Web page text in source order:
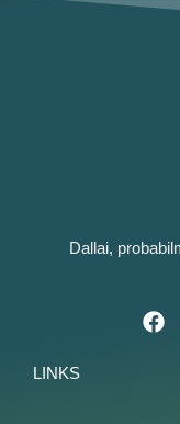
Dallai,
LINKS